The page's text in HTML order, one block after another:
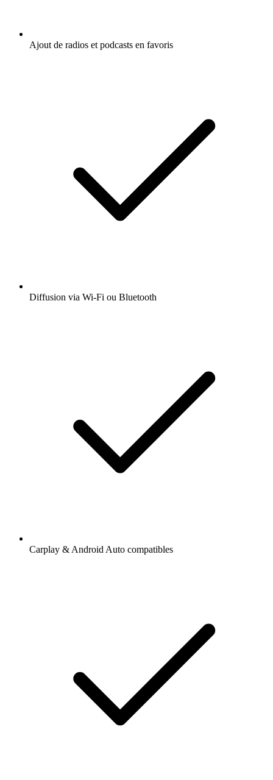
Ajout de radios et podcasts en favoris
Diffusion via Wi-Fi ou Bluetooth
Carplay & Android Auto compatibles